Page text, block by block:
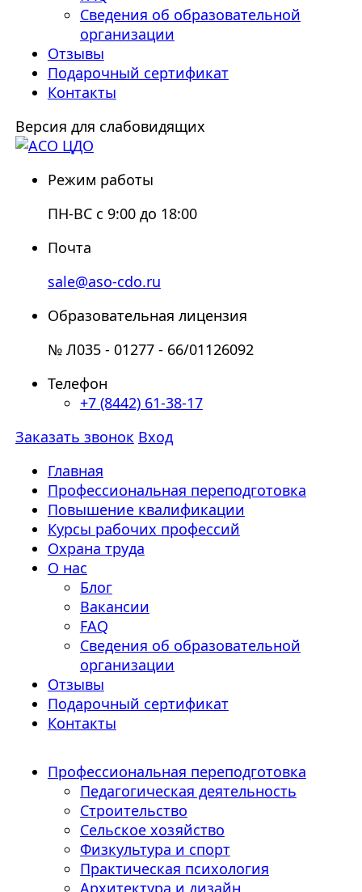
Сведения об образовательной
организации
Отзывы
Подарочный сертификат
Контакты
Версия для слабовидящих
Режим работы
ПН-ВС с 9:00 до 18:00
Почта
sale@aso-cdo.ru
Образовательная лицензия
№ Л035 - 01277 - 66/01126092
Телефон
+7 (8442) 61-38-17
Заказать звонок Вход
Главная
Профессиональная переподготовка
Повышение квалификации
Курсы рабочих профессий
Охрана труда
О нас
Блог
Вакансии
FAQ
Сведения об образовательной
организации
Отзывы
Подарочный сертификат
Контакты
Профессиональная переподготовка
Педагогическая деятельность
Строительство
Сельское хозяйство
Физкультура и спорт
Практическая психология
Архитектура и дизайн